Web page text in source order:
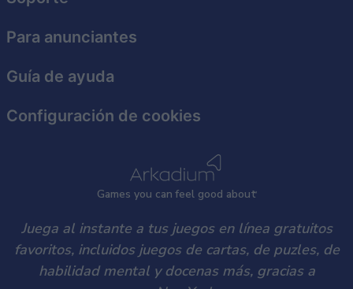
Games you can feel good about
Para anunciantes
Guía de ayuda
Configuración de cookies
Juega al instante a tus juegos en línea gratuitos
favoritos, incluidos juegos de cartas, de puzles, de
habilidad mental y docenas más, gracias a